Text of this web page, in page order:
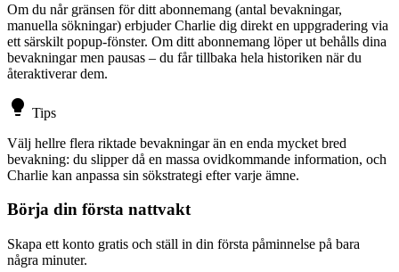
Om du når gränsen för ditt abonnemang (antal bevakningar,
manuella sökningar) erbjuder Charlie dig direkt en uppgradering via
ett särskilt popup-fönster. Om ditt abonnemang löper ut behålls dina
bevakningar men pausas – du får tillbaka hela historiken när du
återaktiverar dem.
lightbulb Tips
Välj hellre flera riktade bevakningar än en enda mycket bred
bevakning: du slipper då en massa ovidkommande information, och
Charlie kan anpassa sin sökstrategi efter varje ämne.
Börja din första nattvakt
Skapa ett konto gratis och ställ in din första påminnelse på bara
några minuter.